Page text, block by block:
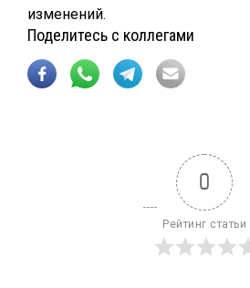
изменений.
Поделитесь с коллегами
0
Рейтинг статьи